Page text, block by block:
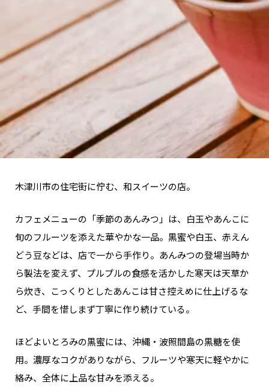
木津川市の住宅街に佇む、和スイーツの店。
カフェメニューの「季節のあんみつ」は、白玉やあんこに
旬のフルーツを添えた華やかな一品。黒蜜や白玉、赤えん
どう豆などは、店で一から手作り。あんみつの登場当時か
ら製法を変えず、プルプルの食感を活かした寒天は天草か
ら炊き、こっくりとしたあんこは甘さ控えめに仕上げるな
ど、手間を惜しまず丁寧に作り続けている。
ほどよいとろみの黒蜜には、沖縄・波照間島の黒糖を使
用。濃厚なコクがありながら、フルーツや寒天に軽やかに
絡み、全体に上品な甘みを添える。